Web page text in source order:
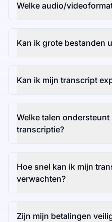
Welke audio/
Kan ik grote bestanden
Kan ik mijn transcript
Welke talen
transcriptie?
Hoe snel kan ik mijn
verwachten?
Zijn mijn betalingen